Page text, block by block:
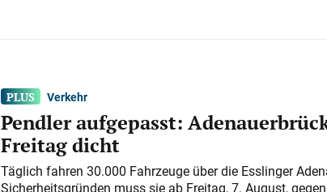
Verkehr
Pendler aufgepasst:
Freitag dicht
Täglich fahren 30.000 Fahrzeuge über die Esslinger
Sicherheitsgründen muss sie ab Freitag, 7. August,